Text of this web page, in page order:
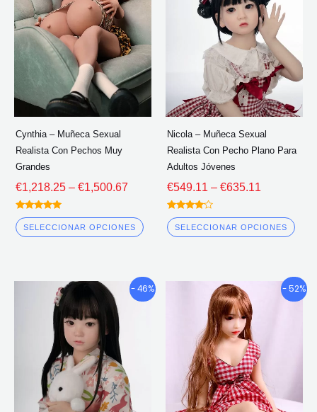
Cynthia – Muñeca Sexual
Realista Con Pechos Muy
Grandes
€1,218.25 – €1,500.67
a
través
de
€1,500.67
Calificado
5.00
fuera de 5
SELECCIONAR OPCIONES
Las
opciones
se
pueden
página
producto
Nicola – Muñeca Sexual
Realista Con Pecho Plano Para
Adultos Jóvenes
€549.11 – €635.11
a
través
de
€635.11
Calificado
4.00
fuera de 5
SELECCIONAR OPCIONES
- 46%
Gama
de
precios:
€551.80
través
de
€591.18
Este
variantes.
opciones
- 52%
Gama
de
€532.80
Este